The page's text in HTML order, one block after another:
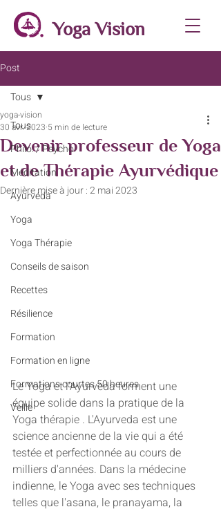
Yoga Vision
Post
Tous
Philo. / Psycho.
Méditation
Ayurvéda
Yoga
Yoga Thérapie
Conseils de saison
Recettes
Résilience
Formation
Formation en ligne
Formations courtes 50 heures
Veille
Tous
Devenir professeur de Yoga
et de Thérapie Ayurvédique
yoga-vision
30 avr. 2023 5 min de lecture
Dernière mise à jour :2 mai 2023
Le Yoga et l'Ayurveda forment une
équipe solide dans la pratique de la
Yoga thérapie . L'Ayurveda est une
science ancienne de la vie qui a été
testée et perfectionnée au cours de
milliers d'années. Dans la médecine
indienne, le Yoga avec ses techniques
telles que l'asana, le pranayama, la